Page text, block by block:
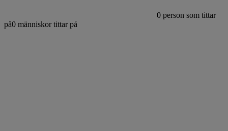
0 person som tittar
på0 människor tittar på